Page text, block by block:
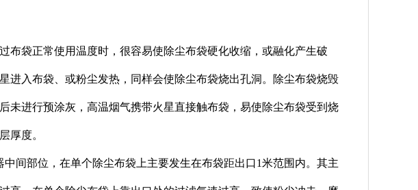
布袋正常使用温度时，很容易使除尘布袋硬化收缩，或融化产生破
进入布袋、或粉尘发热，同样会使除尘布袋烧出孔洞。除尘布袋烧毁
未进行预涂灰，高温烟气携带火星直接触布袋，易使除尘布袋受到烧
厚度。
间部位，在单个除尘布袋上主要发生在布袋距出口1米范围内。其主